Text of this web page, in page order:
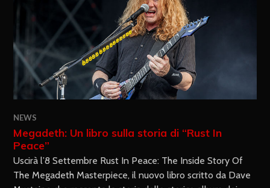
NEWS
Megadeth: Un libro sulla storia di “Rust In
Peace”
Uscirà l’8 Settembre Rust In Peace: The Inside Story Of
The Megadeth Masterpiece, il nuovo libro scritto da Dave